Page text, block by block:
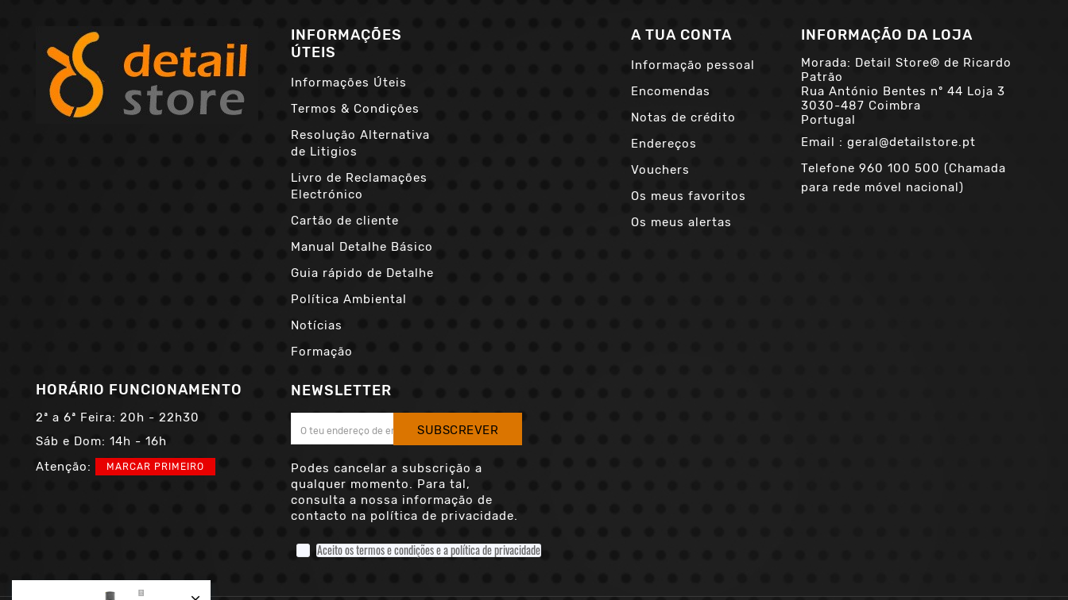
INFORMAÇÕES
ÚTEIS
Informações Úteis
Termos & Condições
Resolução Alternativa
de Litigios
Livro de Reclamações
Electrónico
Cartão de cliente
Manual Detalhe Básico
Guia rápido de Detalhe
Política Ambiental
Notícias
Formação
A TUA CONTA
Informação pessoal
Encomendas
Notas de crédito
Endereços
Vouchers
Os meus favoritos
Os meus alertas
INFORMAÇÃO DA LOJA
Morada: Detail Store® de Ricardo
Patrão
Rua António Bentes nº 44 Loja 3
3030-487 Coimbra
Portugal
Email : geral@detailstore.pt
Telefone 960 100 500 (Chamada
para rede móvel nacional)
HORÁRIO FUNCIONAMENTO
2ª a 6ª Feira: 20h - 22h30
Sáb e Dom: 14h - 16h
Atenção:
MARCAR PRIMEIRO
NEWSLETTER
SUBSCREVER
Podes cancelar a subscrição a
qualquer momento. Para tal,
consulta a nossa informação de
contacto na política de privacidade.
Aceito os termos e condições e a política de privacidade